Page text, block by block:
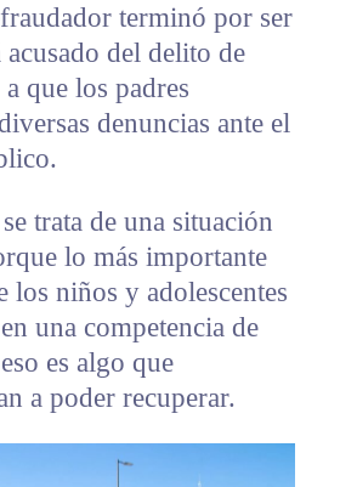
terminó por ser
acusado del delito de
que los padres
denuncias ante el
trata de una situación
lo más importante
los niños y adolescentes
una competencia de
es algo que
a poder recuperar.